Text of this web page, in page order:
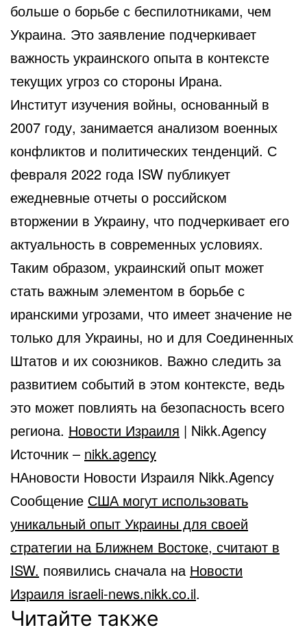
больше о борьбе с беспилотниками, чем
Украина. Это заявление подчеркивает
важность украинского опыта в контексте
текущих угроз со стороны Ирана.
Институт изучения войны, основанный в
2007 году, занимается анализом военных
конфликтов и политических тенденций. С
февраля 2022 года ISW публикует
ежедневные отчеты о российском
вторжении в Украину, что подчеркивает его
актуальность в современных условиях.
Таким образом, украинский опыт может
стать важным элементом в борьбе с
иранскими угрозами, что имеет значение не
только для Украины, но и для Соединенных
Штатов и их союзников. Важно следить за
развитием событий в этом контексте, ведь
это может повлиять на безопасность всего
региона. Новости Израиля | Nikk.Agency
Источник – nikk.agency
НАновости Новости Израиля Nikk.Agency
Сообщение США могут использовать
уникальный опыт Украины для своей
стратегии на Ближнем Востоке, считают в
ISW. появились сначала на Новости
Израиля israeli-news.nikk.co.il.
Читайте также